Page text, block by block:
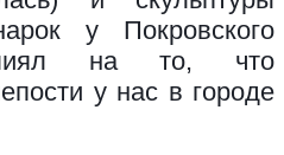
у Покровского
на то, что
у нас в городе